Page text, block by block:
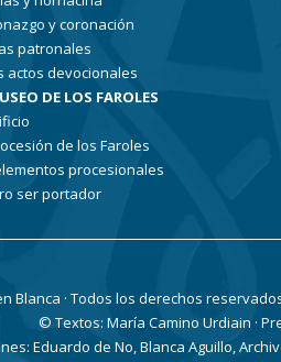
y coronación
patronales
actos devocionales
DE LOS FAROLES
de los Faroles
procesionales
ser portador
Blanca · Todos los derechos
© Textos: María Camino Urdiain ·
Eduardo de No, Blanca Aguillo,